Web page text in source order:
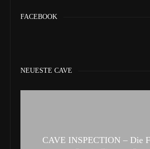
FACEBOOK
NEUESTE CAVE
CAVE INSPECTION – Die